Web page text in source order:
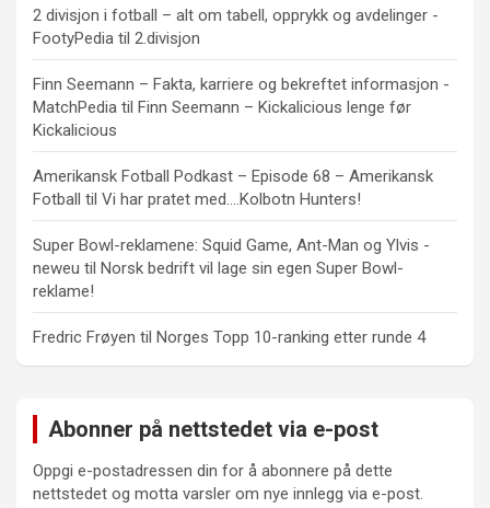
2 divisjon i fotball – alt om tabell, opprykk og avdelinger -
FootyPedia til 2.divisjon
Finn Seemann – Fakta, karriere og bekreftet informasjon -
MatchPedia til Finn Seemann – Kickalicious lenge før
Kickalicious
Amerikansk Fotball Podkast – Episode 68 – Amerikansk
Fotball til Vi har pratet med….Kolbotn Hunters!
Super Bowl-reklamene: Squid Game, Ant-Man og Ylvis -
neweu til Norsk bedrift vil lage sin egen Super Bowl-
reklame!
Fredric Frøyen til Norges Topp 10-ranking etter runde 4
Abonner på nettstedet via e-post
Oppgi e-postadressen din for å abonnere på dette
nettstedet og motta varsler om nye innlegg via e-post.